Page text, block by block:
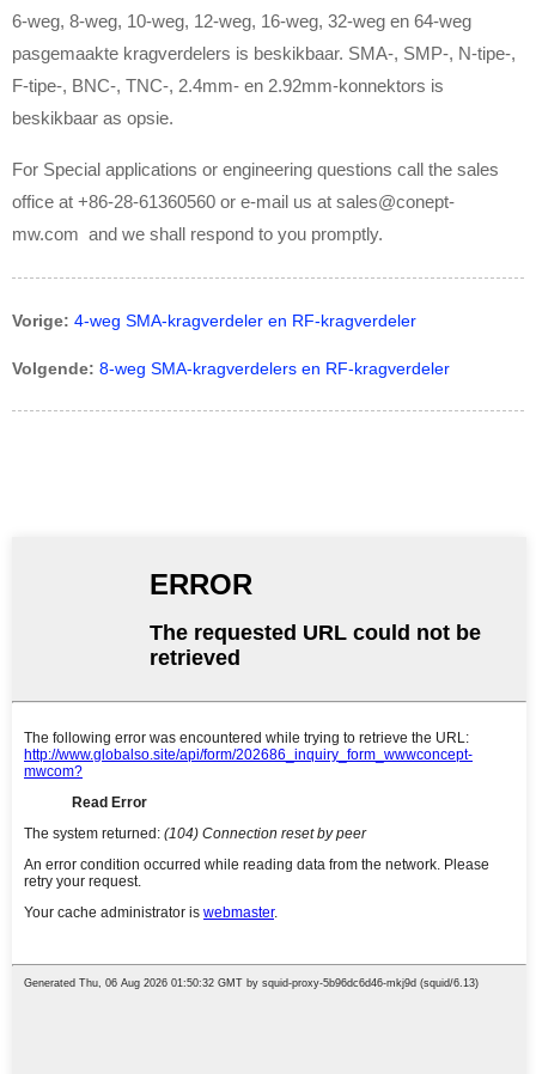
6-weg, 8-weg, 10-weg, 12-weg, 16-weg, 32-weg en 64-weg
pasgemaakte kragverdelers is beskikbaar. SMA-, SMP-, N-tipe-,
F-tipe-, BNC-, TNC-, 2.4mm- en 2.92mm-konnektors is
beskikbaar as opsie.
For Special applications or engineering questions call the sales
office at +86-28-61360560 or e-mail us at sales@conept-
mw.com and we shall respond to you promptly.
Vorige: 4-weg SMA-kragverdeler en RF-kragverdeler
Volgende: 8-weg SMA-kragverdelers en RF-kragverdeler